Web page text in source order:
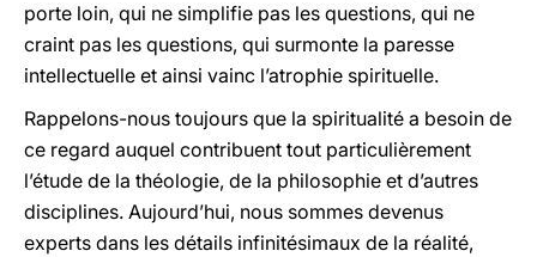
porte loin, qui ne simplifie pas les questions, qui ne
craint pas les questions, qui surmonte la paresse
intellectuelle et ainsi vainc l’atrophie spirituelle.
Rappelons-nous toujours que la spiritualité a besoin de
ce regard auquel contribuent tout particulièrement
l’étude de la théologie, de la philosophie et d’autres
disciplines. Aujourd’hui, nous sommes devenus
experts dans les détails infinitésimaux de la réalité,